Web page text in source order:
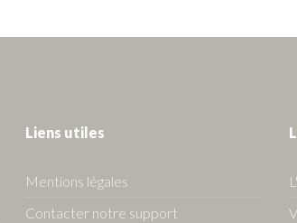
Liens utiles
Mentions légales
Contacter notre support